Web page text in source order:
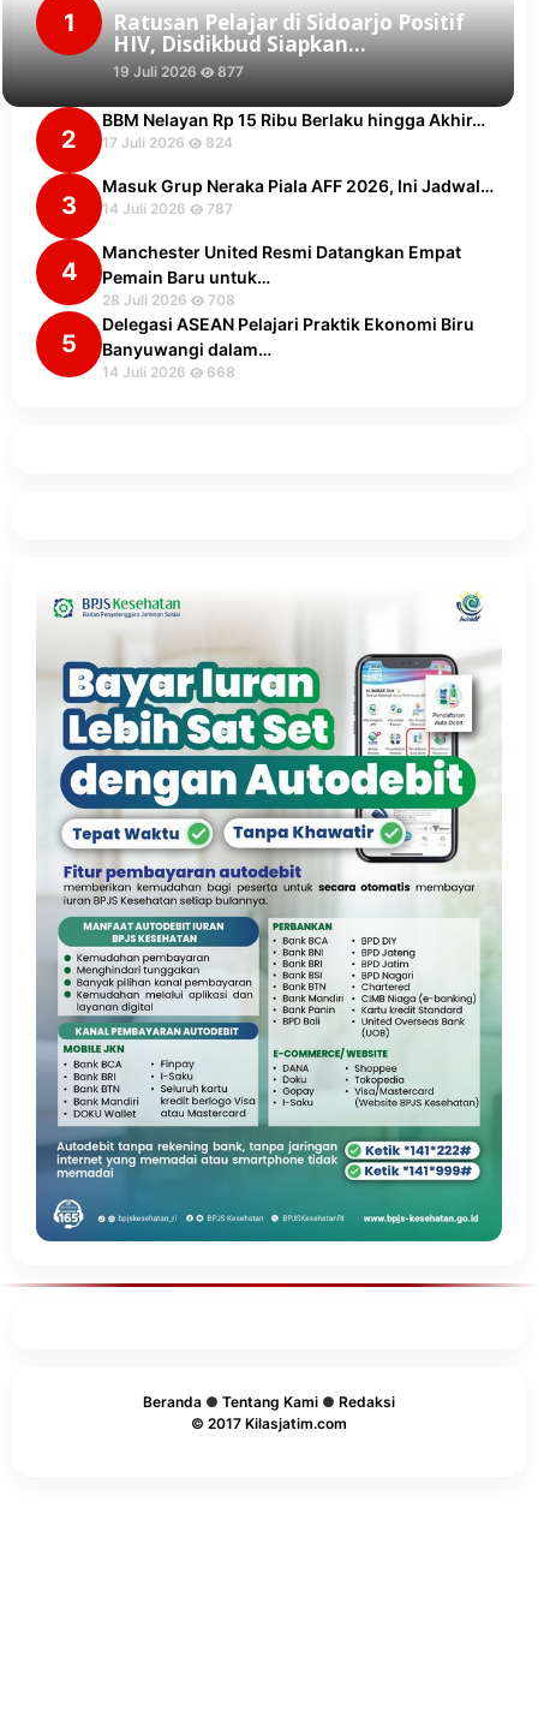
1 Ratusan Pelajar di Sidoarjo Positif
HIV, Disdikbud Siapkan…
19 Juli 2026 877
2
BBM Nelayan Rp 15 Ribu Berlaku hingga Akhir…
17 Juli 2026 824
3
Masuk Grup Neraka Piala AFF 2026, Ini Jadwal…
14 Juli 2026 787
4
Manchester United Resmi Datangkan Empat
Pemain Baru untuk…
28 Juli 2026 708
5
Delegasi ASEAN Pelajari Praktik Ekonomi Biru
Banyuwangi dalam…
14 Juli 2026 668
Beranda ● Tentang Kami ● Redaksi
© 2017 Kilasjatim.com